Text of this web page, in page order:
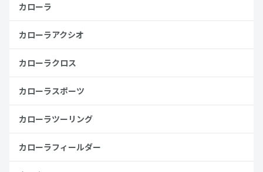
カローラ
カローラアクシオ
カローラクロス
カローラスポーツ
カローラツーリング
カローラフィールダー